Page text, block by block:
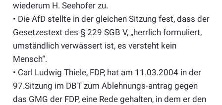
wiederum H. Seehofer zu.
• Die AfD stellte in der gleichen Sitzung fest, dass der
Gesetzestext des § 229 SGB V, „herrlich formuliert,
umständlich verwässert ist, es versteht kein
Mensch“.
• Carl Ludwig Thiele, FDP, hat am 11.03.2004 in der
97.Sitzung im DBT zum Ablehnungs-antrag gegen
das GMG der FDP, eine Rede gehalten, in dem er den